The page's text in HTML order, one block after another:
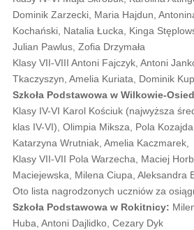
Dominik Zarzecki, Maria Hajdun,
Kochański, Natalia Łucka, Kinga
Julian Pawlus, Zofia Drzymała
Klasy VII-VIII Antoni Fajczyk, Antoni
Tkaczyszyn, Amelia Kuriata, Dominik
Szkoła Podstawowa w Wilkowie-
Klasy IV-VI Karol Kościuk (najwyższa
klas IV-VI), Olimpia Miksza, Pola
Katarzyna Wrutniak, Amelia Kaczmarek,
Klasy VII-VII Pola Warzecha, Maciej
Maciejewska, Milena Ciupa, Aleksandra
Oto lista nagrodzonych uczniów za
Szkoła Podstawowa w Rokitnicy:
Huba, Antoni Dajlidko, Cezary Dyk